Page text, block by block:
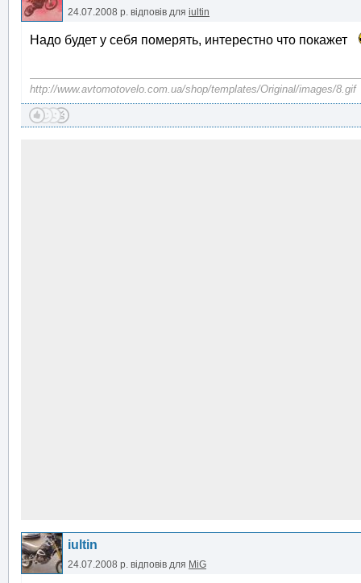
24.07.2008 р. відповів для iultin
Надо будет у себя померять, интерестно что покажет
http://www.avtomotovelo.com.ua/shop/templates/Original/images/8.gif
iultin
24.07.2008 р. відповів для MiG